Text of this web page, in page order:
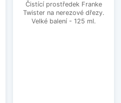
Čistící prostředek Franke
Twister na nerezové dřezy.
Velké balení - 125 ml.